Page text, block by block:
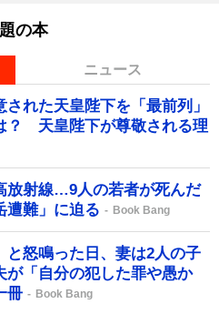
の本
ニュース
れた天皇陛下を「最前列」
？ 天皇陛下が尊敬される理
放射線…9人の若者が死んだ
遭難」に迫る
Book Bang
と怒鳴った日、妻は2人の子
「自分の犯した罪や愚か
冊
Book Bang